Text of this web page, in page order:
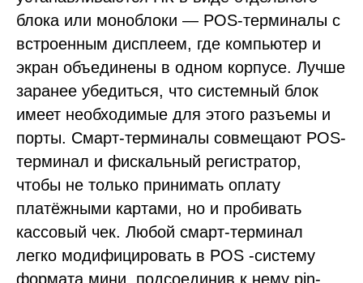
блока или моноблоки — POS-терминалы с
встроенным дисплеем, где компьютер и
экран объединены в одном корпусе. Лучше
заранее убедиться, что системный блок
имеет необходимые для этого разъемы и
порты. Смарт-терминалы совмещают POS-
терминал и фискальный регистратор,
чтобы не только принимать оплату
платёжными картами, но и пробивать
кассовый чек. Любой смарт-терминал
легко модифицировать в POS -систему
формата мини, подсоединив к нему pin-